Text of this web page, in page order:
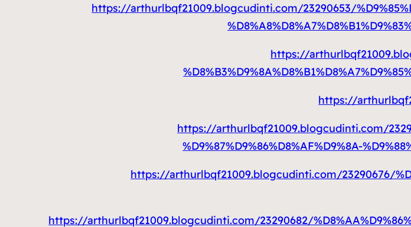
https://arthurlbqf21009.blogcudinti.com/23290653/
https://
https://
https://arthurlbqf21009.blogcudinti.com/
%D9%87%D9%86%D8%AF%D9%8A-
https://arthurlbqf21009.blogcudinti.com/23290676/
https://arthurlbqf21009.blogcudinti.com/23290682/